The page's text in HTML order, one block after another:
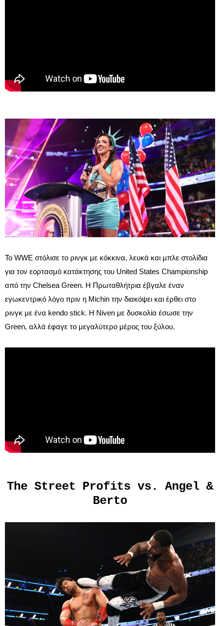
Το WWE στόλισε το ρινγκ με κόκκινα, λευκά και μπλε στολίδια
για τον εορτασμό κατάκτησης του United States Championship
από την Chelsea Green. Η Πρωταθλήτρια έβγαλε έναν
εγωκεντρικό λόγο πριν η Michin την διακόψει και έρθει στο
ρινγκ με ένα kendo stick. Η Niven με δυσκολία έσωσε την
Green, αλλά έφαγε το μεγαλύτερο μέρος του ξύλου.
The Street Profits vs. Angel &
Berto